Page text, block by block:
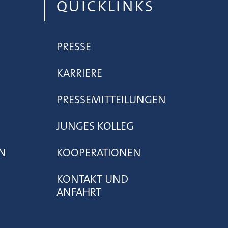
QUICKLINKS
PRESSE
KARRIERE
PRESSEMITTEILUNGEN
JUNGES KOLLEG
KOOPERATIONEN
KONTAKT UND
ANFAHRT